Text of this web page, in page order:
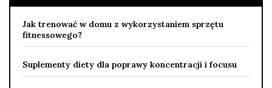
Jak trenować w domu z wykorzystaniem sprzętu
fitnessowego?
Suplementy diety dla poprawy koncentracji i focusu